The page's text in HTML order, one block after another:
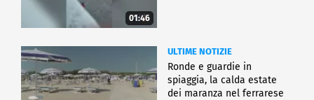
01:46
ULTIME NOTIZIE
Ronde e guardie in
spiaggia, la calda estate
dei maranza nel ferrarese